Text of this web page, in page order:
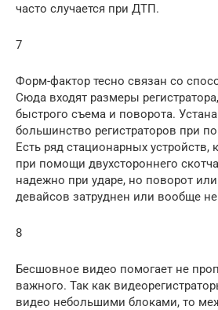
часто случается при ДТП.
7
Форм-фактор тесно связан со
Сюда входят размеры
быстрого съема и поворота.
большинство регистраторов при
Есть ряд стационарных устройств,
при помощи двухстороннего
надежно при ударе, но поворот
девайсов затруднен или вообще
8
Бесшовное видео помогает не
важного. Так как
видео небольшими блоками, то